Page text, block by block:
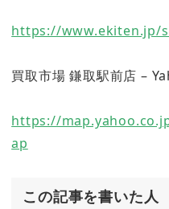
https://www.ekiten.jp/
買取市場 鎌取駅前店 –
https://
ap
この記事を書いた人